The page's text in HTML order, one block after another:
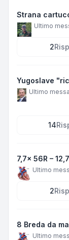
Strana
Ultimo
2
Yugoslave
Ultimo
14
7,7x 56R –
Ultimo
2
8 Breda da
Ultimo